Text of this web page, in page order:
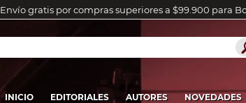
Envío gratis por compras superiores a $99.900 para
INICIO EDITORIALES AUTORES NOVEDADES